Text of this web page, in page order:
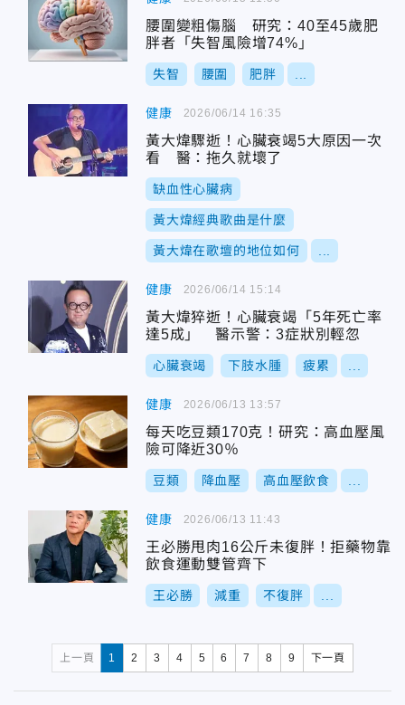
腰圍變粗傷腦 研究：40至45歲肥
胖者「失智風險增74%」
失智 腰圍 肥胖
健康
黃大煒驟逝！心臟衰竭5大原因一次
看 醫：拖久就壞了
缺血性心臟病
黃大煒經典歌曲是什麼
黃大煒在歌壇的地位如何
2026/06/14 16:35
健康
黃大煒猝逝！心臟衰竭「5年死亡率
達5成」 醫示警：3症狀別輕忽
心臟衰竭 下肢水腫 疲累
2026/06/14 15:14
健康
每天吃豆類170克！研究：高血壓風
險可降近30％
豆類 降血壓 高血壓飲食
2026/06/13 13:57
健康
王必勝甩肉16公斤未復胖！拒藥物靠
飲食運動雙管齊下
王必勝 減重 不復胖
2026/06/13 11:43
上一頁 1 2 3 4 5 6 7 8 9 下一頁